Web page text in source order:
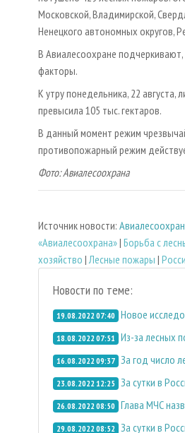
Московской, Владимирской,
Ненецкого автономных округов,
В Авиалесоохране
факторы.
К утру понедельника, 22
превысила 105 тыс. гектаров.
В данный момент режим
противопожарный режим
Фото: Авиалесоохрана
Источник новости:
«Авиалесоохрана»| Борьба с
хозяйство | Лесные пожары |
Новости по теме:
19.08.2022 07:40 Новое
18.08.2022 07:51 Из-за лесных
16.08.2022 09:37 За год число
23.08.2022 12:25 За сутки в
26.08.2022 08:50 Глава МЧС
29.08.2022 08:52 За сутки в